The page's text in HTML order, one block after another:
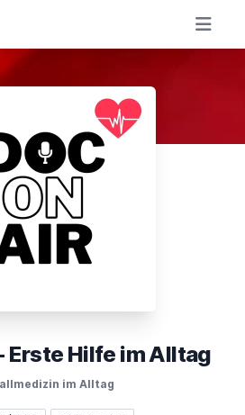
Erste Hilfe im Alltag
im Alltag